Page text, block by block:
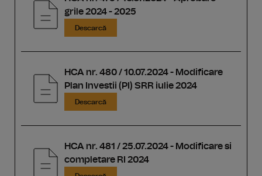
grile 2024 - 2025
Descarcă
HCA nr. 480 / 10.07.2024 - Modificare
Plan Investii (PI) SRR iulie 2024
Descarcă
HCA nr. 481 / 25.07.2024 - Modificare si
completare RI 2024